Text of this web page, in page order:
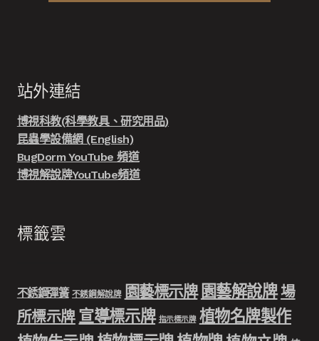
站外連結
博視科教(科學教具、研究用品)
昆蟲學設備網 (English)
BugDorm YouTube 頻道
博視解說牌YouTube頻道
標籤雲
不銹鋼彈簧 不銹鋼解說牌 園藝標示牌 園藝解說牌場
所標示牌 宣導標示牌 指示標示牌 植物名牌製作